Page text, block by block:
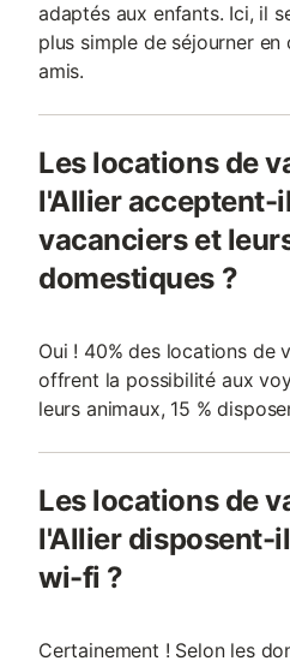
adaptés aux enfants. Ici, il
plus simple de séjourner
amis.
Les locations de
l'Allier acceptent-
vacanciers et
domestiques ?
Oui ! 40% des locations de
offrent la possibilité aux
leurs animaux, 15 %
Les locations de
l'Allier disposent-
wi-fi ?
Certainement ! Selon les